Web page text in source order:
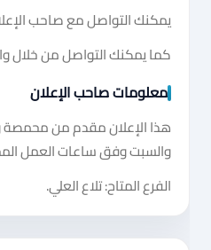
يمكنك التواصل مع صاحب
كما يمكنك التواصل من خلال
معلومات صاحب الإعلان
هذا الإعلان مقدم من محمصة و
والسبت وفق ساعات العمل
الفرع المتاح: تلاع العلي.